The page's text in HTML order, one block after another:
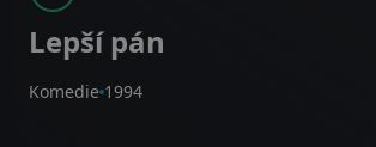
Lepší pán
Komedie 1994